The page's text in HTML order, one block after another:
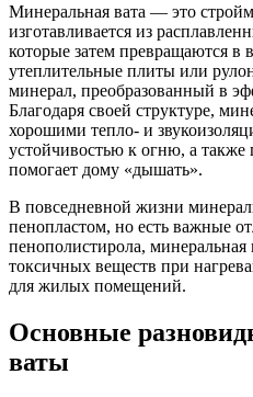
Минеральная вата — это
изготавливается из
которые затем превращаются в
утеплительные плиты или
минерал, преобразованный в
Благодаря своей структуре,
хорошими тепло- и
устойчивостью к огню, а
помогает дому «дышать».
В повседневной жизни
пенопластом, но есть важные
пенополистирола, минеральная
токсичных веществ при
для жилых помещений.
Основные
ваты